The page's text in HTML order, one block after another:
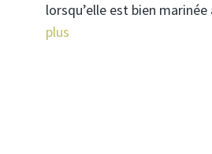
lorsqu’elle est bien
plus